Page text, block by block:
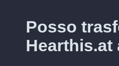
Posso
Hearthis.at